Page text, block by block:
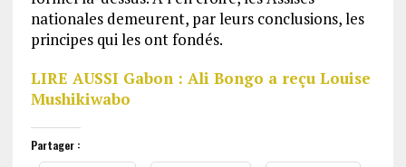
nationales demeurent, par leurs conclusions, les
principes qui les ont fondés.
LIRE AUSSI Gabon : Ali Bongo a reçu Louise
Mushikiwabo
Partager :